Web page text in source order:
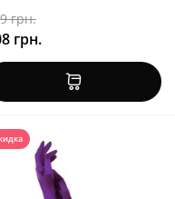
грн.
грн.